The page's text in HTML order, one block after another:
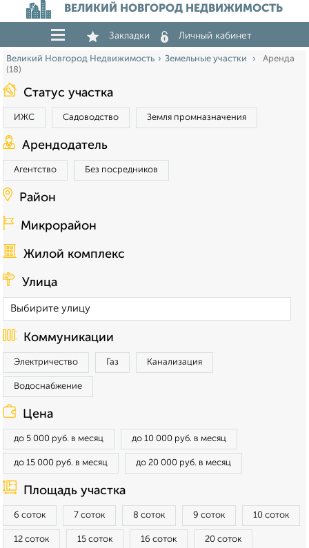
ВЕЛИКИЙ НОВГОРОД НЕДВИЖИМОСТЬ
Закладки Личный кабинет
Великий Новгород Недвижимость Земельные участки
Аренда
(18)
Статус участка
ИЖС Садоводство Земля промназначения
Арендодатель
Агентство Без посредников
Район
Микрорайон
Жилой комплекс
Улица
Коммуникации
Электричество Газ Канализация
Водоснабжение
Цена
до 5 000 руб. в месяц до 10 000 руб. в месяц
до 15 000 руб. в месяц до 20 000 руб. в месяц
Площадь участка
6 соток 7 соток 8 соток 9 соток 10 соток
12 соток 15 соток 16 соток 20 соток